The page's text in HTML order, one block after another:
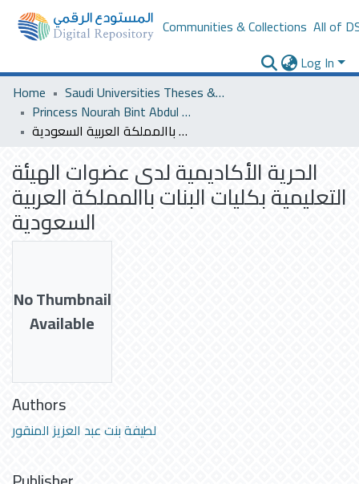
Communities & Collections All of
Log In
Home
Saudi Universities Theses & Dissertations
Princess Nourah Bint Abdul Rahman University
الحرية الأكاديمية لدى عضوات الهيئة التعليمية بكليات البنات باالمملكة العربية السعودية
الحرية الأكاديمية لدى عضوات الهيئة
التعليمية بكليات البنات باالمملكة العربية
السعودية
No Thumbnail
Available
Authors
لطيفة بنت عبد العزيز المنقور